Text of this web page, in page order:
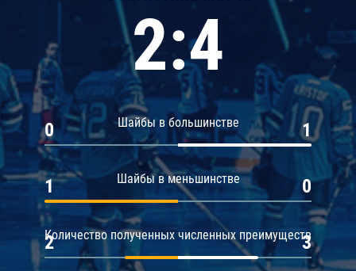
2:4
Шайбы в большинстве
0 1
Шайбы в меньшинстве
1 0
Количество полученных численных преимуществ
2 3